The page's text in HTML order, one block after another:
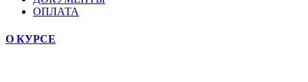
ОПЛАТА
О КУРСЕ